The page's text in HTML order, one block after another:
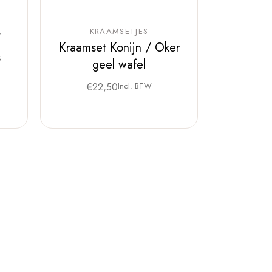
KRAAMSETJES
Kraamset Konijn / Oker
geel wafel
€22,50Incl. BTW